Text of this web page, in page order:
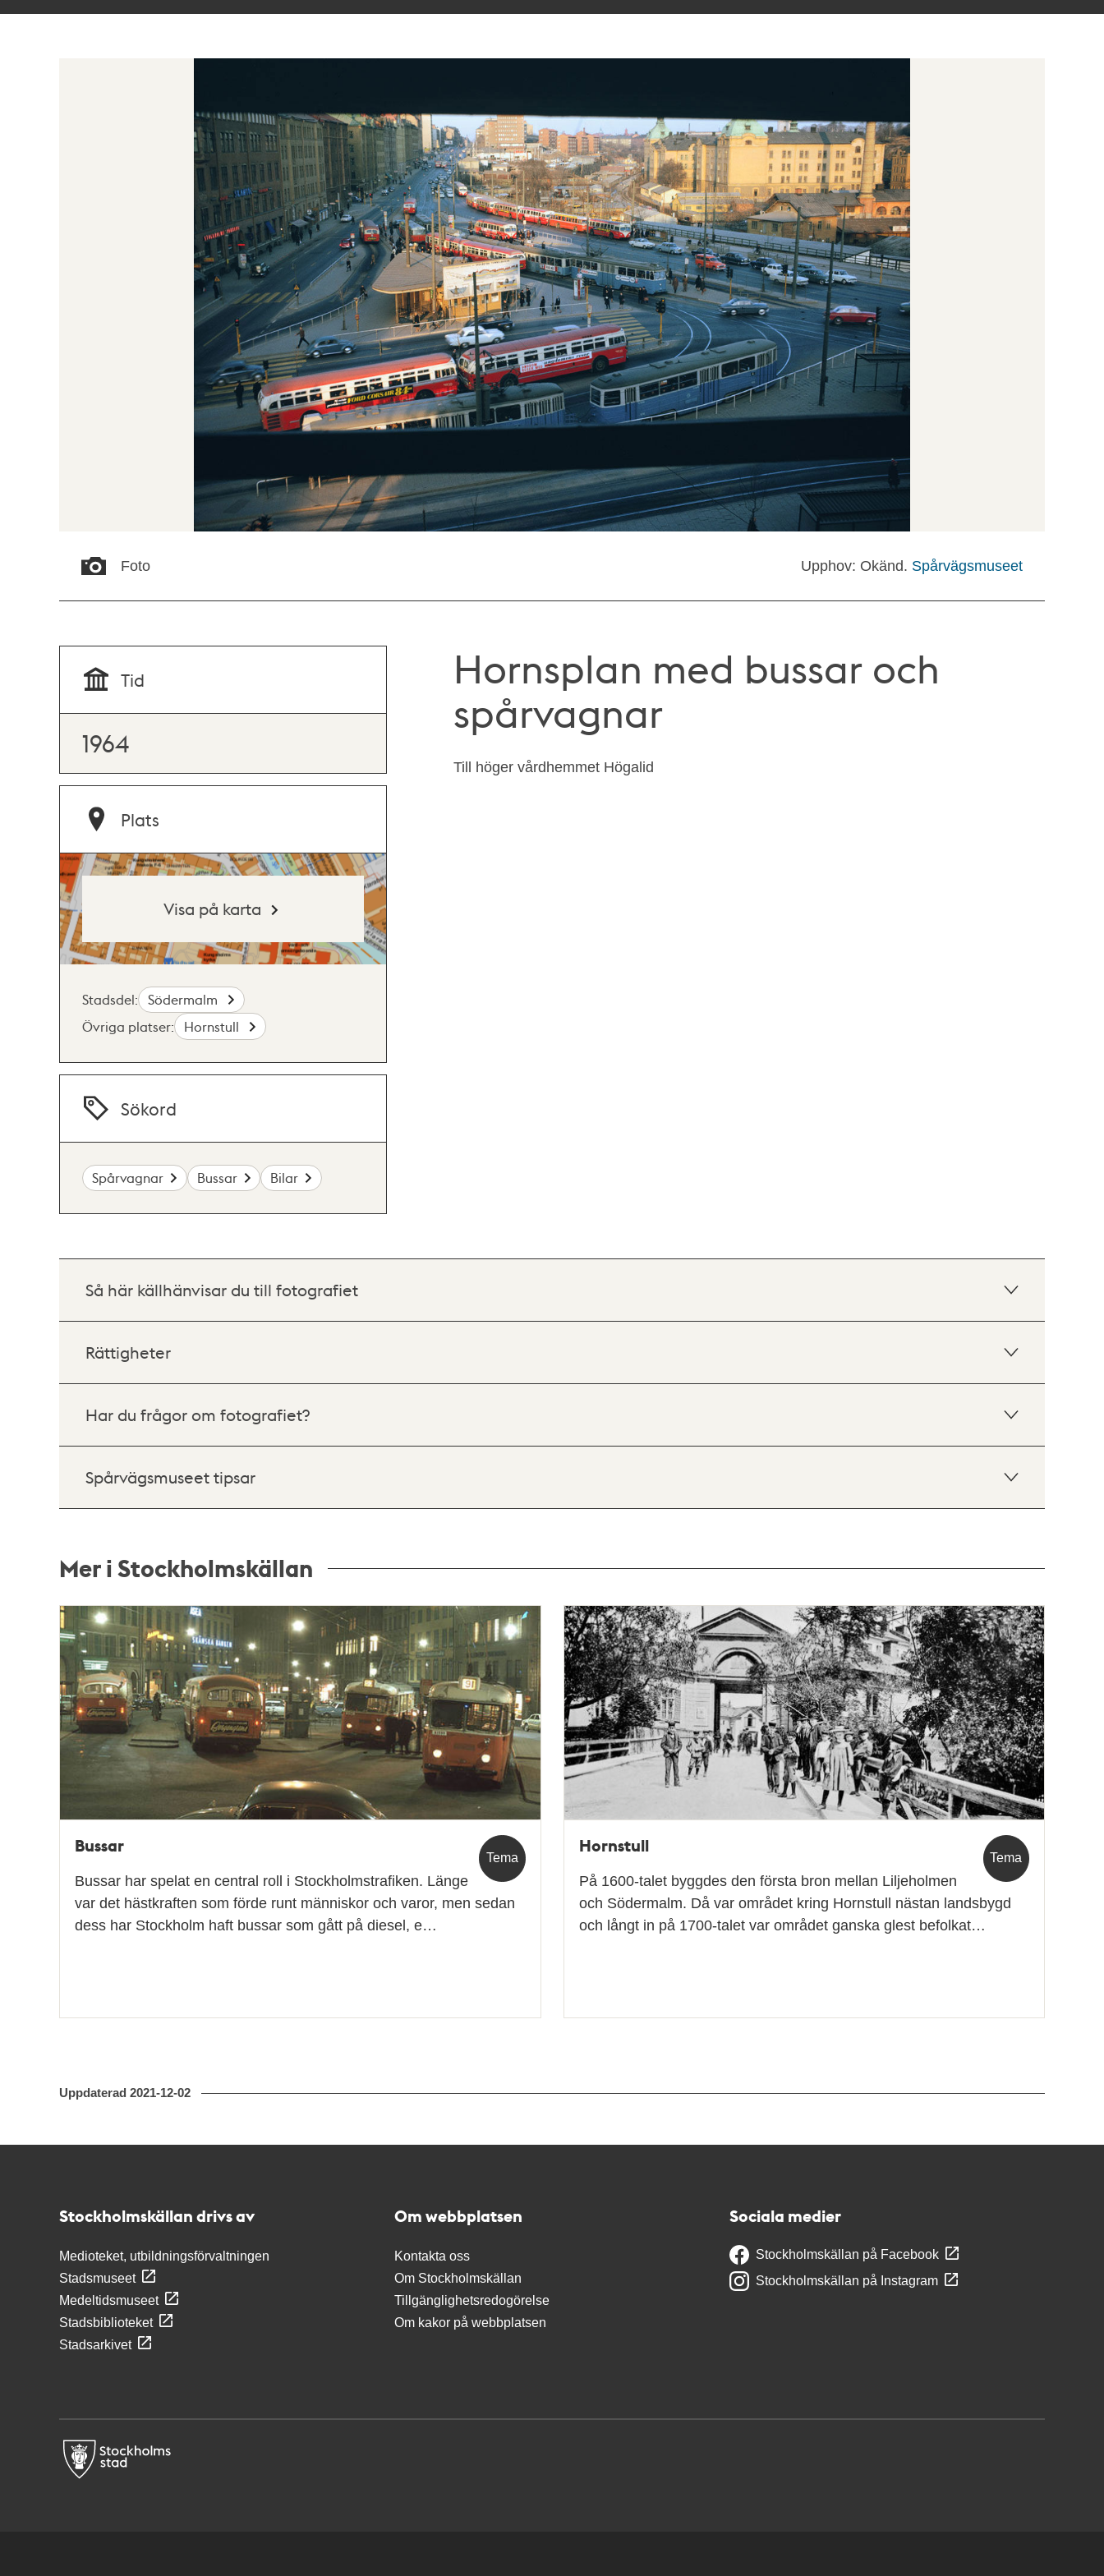
Foto Upphov: Okänd. Spårvägsmuseet
Hornsplan med bussar och
spårvagnar
Till höger vårdhemmet Högalid
Tid
1964
Plats
Visa på karta
Stadsdel:
Södermalm
Övriga platser:
Hornstull
Sökord
Spårvagnar Bussar Bilar
Så här källhänvisar du till fotografiet
Rättigheter
Har du frågor om fotografiet?
Spårvägsmuseet tipsar
Mer i Stockholmskällan
Relaterade
poster
och
teman
Tema
Bussar
Bussar har spelat en central roll i Stockholmstrafiken. Länge
var det hästkraften som förde runt människor och varor, men sedan
dess har Stockholm haft bussar som gått på diesel, e…
Tema
Hornstull
På 1600-talet byggdes den första bron mellan Liljeholmen
och Södermalm. Då var området kring Hornstull nästan landsbygd
och långt in på 1700-talet var området ganska glest befolkat…
Uppdaterad 2021-12-02
Stockholmskällan drivs av
Medioteket, utbildningsförvaltningen
Stadsmuseet
Medeltidsmuseet
Stadsbiblioteket
Stadsarkivet
Om webbplatsen
Kontakta oss
Om Stockholmskällan
Tillgänglighetsredogörelse
Om kakor på webbplatsen
Sociala medier
Stockholmskällan på Facebook
Stockholmskällan på Instagram